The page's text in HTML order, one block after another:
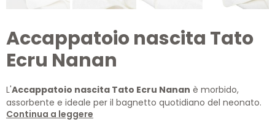
Accappatoio nascita Tato
Ecru Nanan
L'Accappatoio nascita Tato Ecru Nanan è morbido,
assorbente e ideale per il bagnetto quotidiano del neonato.
Realizzato in spugna di cotone con cappuccio decorato
Continua a leggere